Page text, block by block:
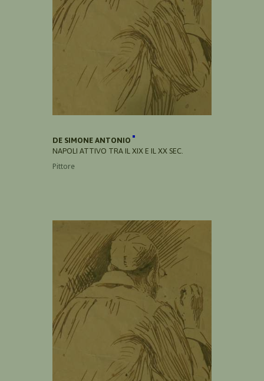
DE SIMONE ANTONIO
NAPOLI ATTIVO TRA IL XIX E IL XX SEC.
Pittore